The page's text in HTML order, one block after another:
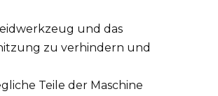
und das
zu verhindern und
Teile der Maschine